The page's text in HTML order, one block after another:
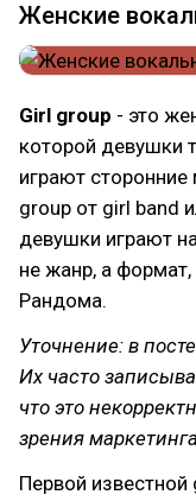
Женские
Girl group - это
которой девушки
играют
group от girl band
девушки играют
не жанр, а
Рандома.
Уточнение: в
Их часто
что это
зрения
Первой